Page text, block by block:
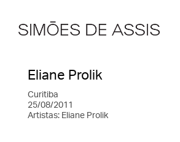
Eliane Prolik
Curitiba
25/08/2011
Artistas: Eliane Prolik